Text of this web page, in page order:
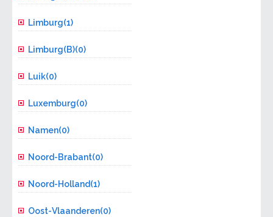
Limburg(1)
Limburg(B)(0)
Luik(0)
Luxemburg(0)
Namen(0)
Noord-Brabant(0)
Noord-Holland(1)
Oost-Vlaanderen(0)